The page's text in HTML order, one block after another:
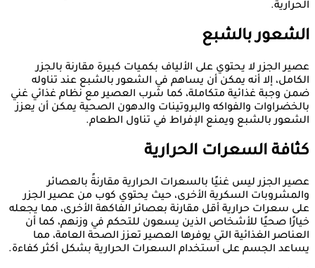
الحرارية.
الشعور بالشبع
عصير الجزر لا يحتوي على الألياف بكميات كبيرة مقارنة بالجزر
الكامل، إلا أنه يمكن أن يساهم في الشعور بالشبع عند تناوله
ضمن وجبة غذائية متكاملة، كما شرب العصير مع نظام غذائي غني
بالخضراوات والفواكه والبروتينات والدهون الصحية يمكن أن يعزز
الشعور بالشبع ويمنع الإفراط في تناول الطعام.
كثافة السعرات الحرارية
عصير الجزر ليس غنيًا بالسعرات الحرارية مقارنةً بالعصائر
والمشروبات السكرية الأخرى، حيث يحتوي كوب من عصير الجزر
على سعرات حرارية أقل مقارنة بعصائر الفاكهة الأخرى، مما يجعله
خيارًا صحيًا للأشخاص الذين يسعون للتحكم في وزنهم، كما أن
العناصر الغذائية التي يوفرها العصير تعزز الصحة العامة، مما
يساعد الجسم على استخدام السعرات الحرارية بشكل أكثر كفاءة.